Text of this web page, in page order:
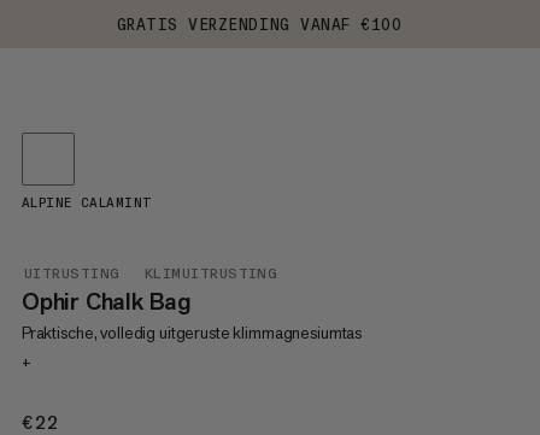
GRATIS VERZENDING VANAF €100
UITRUSTING KLIMUITRUSTING
Ophir Chalk Bag
Praktische, volledig uitgeruste klimmagnesiumtas
+
€22
ALPINE CALAMINT